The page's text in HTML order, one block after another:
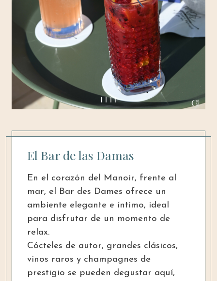
El Bar de las Damas
En el corazón del Manoir, frente al
mar, el Bar des Dames ofrece un
ambiente elegante e íntimo, ideal
para disfrutar de un momento de
relax.
Cócteles de autor, grandes clásicos,
vinos raros y champagnes de
prestigio se pueden degustar aquí,